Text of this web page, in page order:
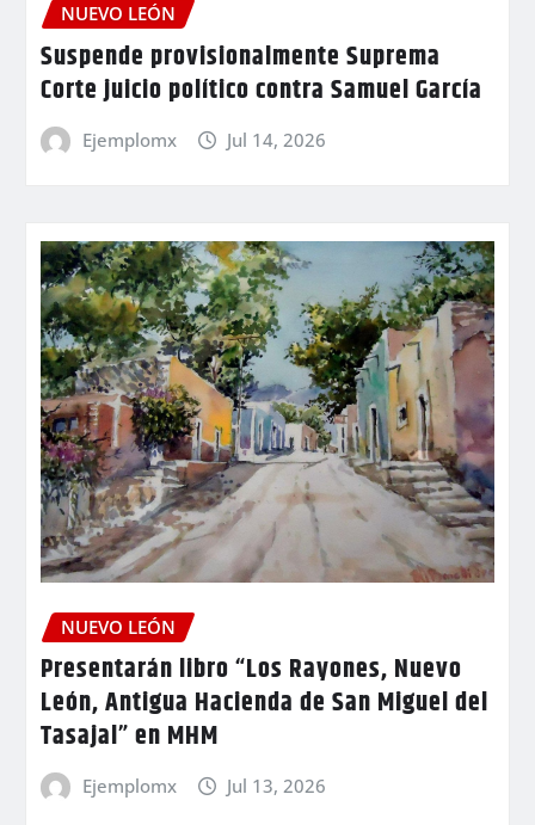
NUEVO LEÓN
Suspende provisionalmente Suprema
Corte juicio político contra Samuel García
Ejemplomx Jul 14, 2026
NUEVO LEÓN
Presentarán libro “Los Rayones, Nuevo
León, Antigua Hacienda de San Miguel del
Tasajal” en MHM
Ejemplomx Jul 13, 2026